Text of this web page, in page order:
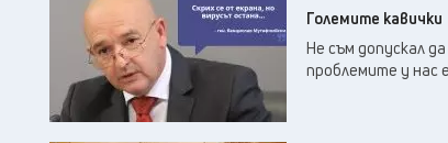
Големите кавички
Не съм допускал
проблемите у нас